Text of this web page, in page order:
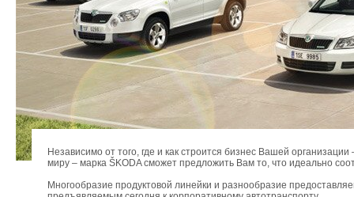
Независимо от того, где и как строится бизнес Вашей
миру – марка ŠKODA сможет предложить Вам то, что идеально
Многообразие продуктовой линейки и разнообразие